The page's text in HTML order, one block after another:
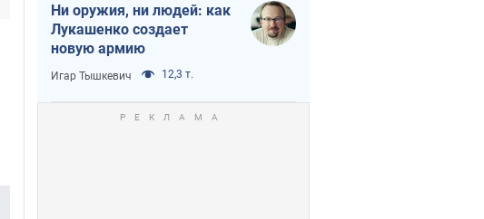
Ни оружия, ни людей: как
Лукашенко создает
новую армию
Игар Тышкевич 12,3 т.